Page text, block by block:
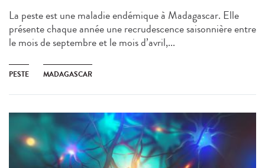
La peste est une maladie endémique à Madagascar. Elle
présente chaque année une recrudescence saisonnière entre
le mois de septembre et le mois d’avril,...
PESTE MADAGASCAR